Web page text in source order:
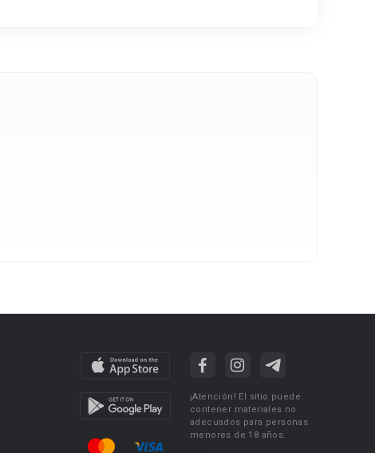
¡Atención! El sitio puede
contener materiales no
adecuados para personas
menores de 18 años.